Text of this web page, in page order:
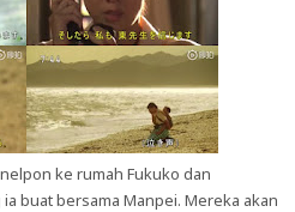
ke rumah Fukuko dan
buat bersama Manpei. Mereka akan